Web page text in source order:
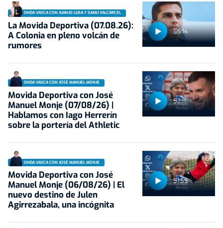
55:14
ONDA VASCA CON JUANJO LUSA Y SAMU VALCÁRCEL
La Movida Deportiva (07.08.26):
A Colonia en pleno volcán de
rumores
52:11
ONDA VASCA CON JOSÉ MANUEL MONJE
Movida Deportiva con José
Manuel Monje (07/08/26) |
Hablamos con Iago Herrerín
sobre la portería del Athletic
51:59
ONDA VASCA CON JOSÉ MANUEL MONJE
Movida Deportiva con José
Manuel Monje (06/08/26) | El
nuevo destino de Julen
Agirrezabala, una incógnita